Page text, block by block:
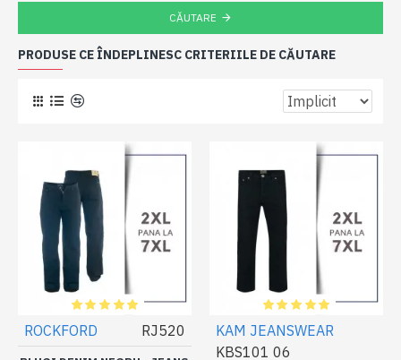
CĂUTARE
PRODUSE CE ÎNDEPLINESC CRITERIILE DE CĂUTARE
ROCKFORD RJ520
KAM JEANSWEAR
KBS101 06